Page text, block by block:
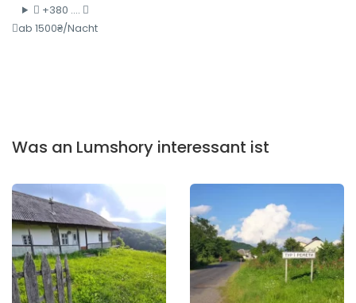
+380 ....
ab 1500₴/Nacht
Was an Lumshory interessant ist